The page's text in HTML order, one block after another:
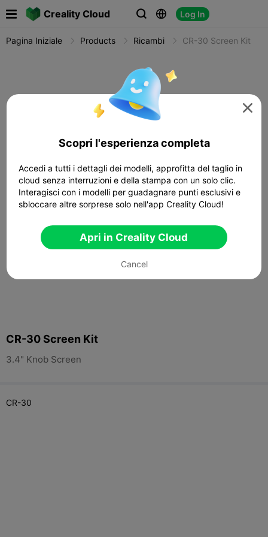
Creality Cloud   Log In

Pagina Iniziale Products Ricambi CR-30 Screen Kit
CR-30 Screen Kit
3.4" Knob Screen
CR-30

Scopri l'esperienza completa
Accedi a tutti i dettagli dei modelli, approfitta del taglio in
cloud senza interruzioni e della stampa con un solo clic.
Interagisci con i modelli per guadagnare punti esclusivi e
sbloccare altre sorprese solo nell'app Creality Cloud!
Apri in Creality Cloud
Cancel